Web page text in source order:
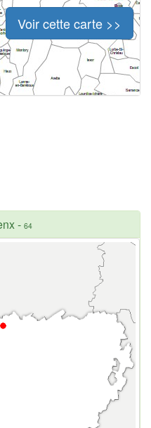
Voir cette carte >>
- 64